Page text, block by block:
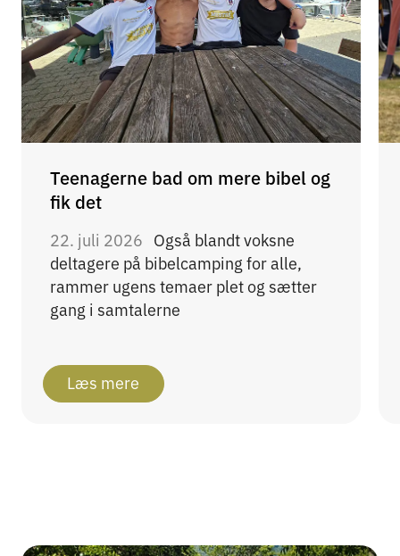
Teenagerne bad om mere bibel og
fik det
22. juli 2026 Også blandt voksne
deltagere på bibelcamping for alle,
rammer ugens temaer plet og sætter
gang i samtalerne
Læs mere